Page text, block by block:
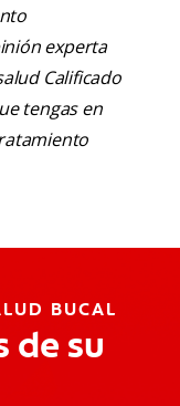
experta
Calificado
tengas en
BUCAL
de su